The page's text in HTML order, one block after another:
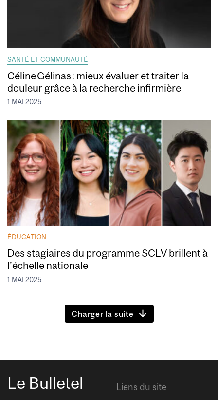
SANTÉ ET COMMUNAUTÉ
Céline Gélinas : mieux évaluer et traiter la
douleur grâce à la recherche infirmière
1 MAI 2025
ÉDUCATION
Des stagiaires du programme SCLV brillent à
l’échelle nationale
1 MAI 2025
Charger la suite
Le Bulletel Liens du site